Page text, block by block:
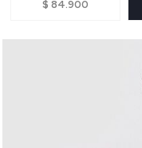
$ 84.900